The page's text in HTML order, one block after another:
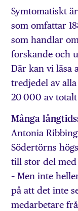
Symtomatiskt
som omfattar
som handlar
forskande och
Där kan vi läsa
tredjedel av
20 000 av
Många
Antonia
Södertörns
till stor del med
– Men inte
på att det inte
medarbetare